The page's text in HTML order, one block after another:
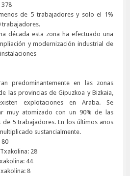
378
de 5 trabajadores y solo el 1%
trabajadores.
década esta zona ha efectuado una
y modernización industrial de
predominantemente en las zonas
las provincias de Gipuzkoa y Bizkaia,
explotaciones en Araba. Se
muy atomizado con un 90% de las
5 trabajadores. En los últimos años
sustancialmente.
80
28
44
8